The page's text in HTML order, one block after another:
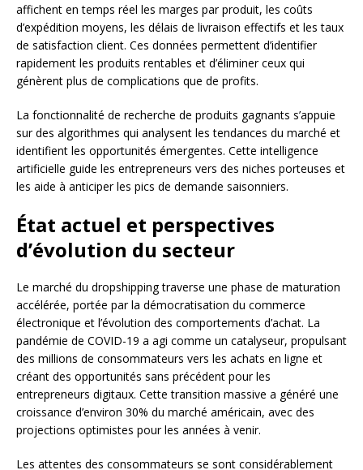
affichent en temps réel les marges par produit, les coûts
d’expédition moyens, les délais de livraison effectifs et les taux
de satisfaction client. Ces données permettent d’identifier
rapidement les produits rentables et d’éliminer ceux qui
génèrent plus de complications que de profits.
La fonctionnalité de recherche de produits gagnants s’appuie
sur des algorithmes qui analysent les tendances du marché et
identifient les opportunités émergentes. Cette intelligence
artificielle guide les entrepreneurs vers des niches porteuses et
les aide à anticiper les pics de demande saisonniers.
État actuel et perspectives
d’évolution du secteur
Le marché du dropshipping traverse une phase de maturation
accélérée, portée par la démocratisation du commerce
électronique et l’évolution des comportements d’achat. La
pandémie de COVID-19 a agi comme un catalyseur, propulsant
des millions de consommateurs vers les achats en ligne et
créant des opportunités sans précédent pour les
entrepreneurs digitaux. Cette transition massive a généré une
croissance d’environ 30% du marché américain, avec des
projections optimistes pour les années à venir.
Les attentes des consommateurs se sont considérablement